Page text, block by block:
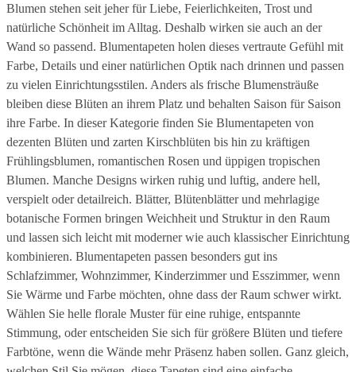
Blumen stehen seit jeher für Liebe, Feierlichkeiten, Trost und
natürliche Schönheit im Alltag. Deshalb wirken sie auch an der
Wand so passend. Blumentapeten holen dieses vertraute Gefühl mit
Farbe, Details und einer natürlichen Optik nach drinnen und passen
zu vielen Einrichtungsstilen. Anders als frische Blumensträuße
bleiben diese Blüten an ihrem Platz und behalten Saison für Saison
ihre Farbe. In dieser Kategorie finden Sie Blumentapeten von
dezenten Blüten und zarten Kirschblüten bis hin zu kräftigen
Frühlingsblumen, romantischen Rosen und üppigen tropischen
Blumen. Manche Designs wirken ruhig und luftig, andere hell,
verspielt oder detailreich. Blätter, Blütenblätter und mehrlagige
botanische Formen bringen Weichheit und Struktur in den Raum
und lassen sich leicht mit moderner wie auch klassischer Einrichtung
kombinieren. Blumentapeten passen besonders gut ins
Schlafzimmer, Wohnzimmer, Kinderzimmer und Esszimmer, wenn
Sie Wärme und Farbe möchten, ohne dass der Raum schwer wirkt.
Wählen Sie helle florale Muster für eine ruhige, entspannte
Stimmung, oder entscheiden Sie sich für größere Blüten und tiefere
Farbtöne, wenn die Wände mehr Präsenz haben sollen. Ganz gleich,